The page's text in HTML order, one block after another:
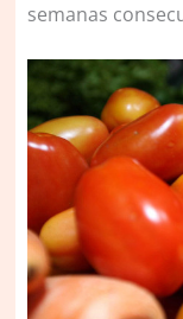
semanas